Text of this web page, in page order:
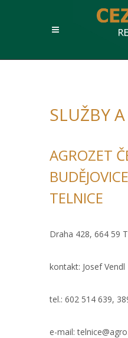
SLUŽBY
AGROZET
TELNICE
Draha 428, 664 59
kontakt: Josef Vendl
tel.: 602 514 639,
e-mail: